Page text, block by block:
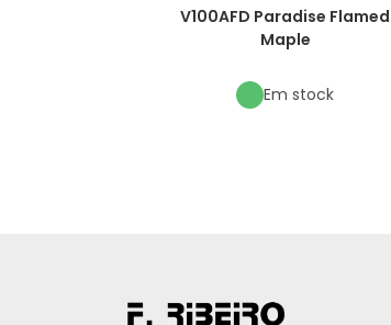
V100AFD Paradise Flamed
Maple
Em stock